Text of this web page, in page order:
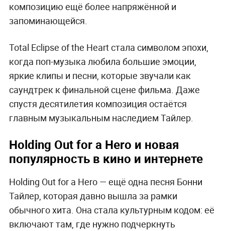
композицию ещё более напряжённой и
запоминающейся.
Total Eclipse of the Heart стала символом эпохи,
когда поп-музыка любила большие эмоции,
яркие клипы и песни, которые звучали как
саундтрек к финальной сцене фильма. Даже
спустя десятилетия композиция остаётся
главным музыкальным наследием Тайлер.
Holding Out for a Hero и новая
популярность в кино и интернете
Holding Out for a Hero — ещё одна песня Бонни
Тайлер, которая давно вышла за рамки
обычного хита. Она стала культурным кодом: её
включают там, где нужно подчеркнуть